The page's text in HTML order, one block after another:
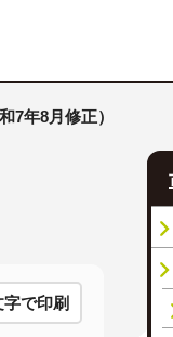
7年8月修正）
で印刷